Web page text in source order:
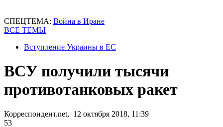
СПЕЦТЕМА: Война в Иране
ВСЕ ТЕМЫ
Вступление Украины в ЕС
ВСУ получили тысячи
противотанковых ракет
Корреспондент.net, 12 октября 2018, 11:39
53